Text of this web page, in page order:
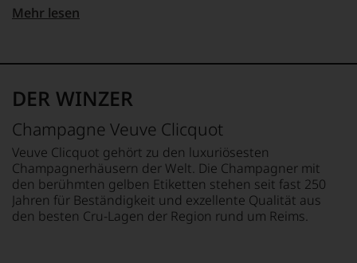
REBSORTEN
7% Pinot Meunier
TRINKTEMPERATUR
1,5 L
Mehr lesen
DER WINZER
Champagne Veuve Clicquot
Veuve Clicquot gehört zu den luxuriösesten
Champagnerhäusern der Welt. Die Champagner mit
den berühmten gelben Etiketten stehen seit fast 250
Jahren für Beständigkeit und exzellente Qualität aus
den besten Cru-Lagen der Region rund um Reims.